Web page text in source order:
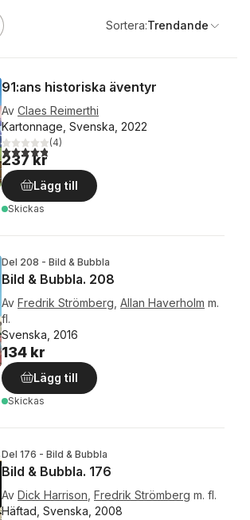
Sortera:Trendande
91:ans historiska äventyr
Av Claes Reimerthi
Kartonnage, Svenska, 2022
4,8utav 5 stjärnor. Totalt antal röster:
(4)
237 kr
Lägg till
Skickas
Del 208 - Bild & Bubbla
Bild & Bubbla. 208
Av Fredrik Strömberg Allan Haverholm m.
fl.
Svenska, 2016
134 kr
Lägg till
Skickas
Del 176 - Bild & Bubbla
Bild & Bubbla. 176
Av Dick Harrison Fredrik Strömberg m. fl.
Häftad, Svenska, 2008